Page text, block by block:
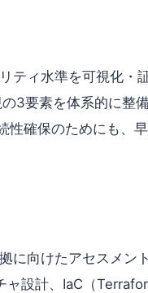
ティ水準を可視化・
3要素を体系的に整
確保のためにも、
に向けたアセスメン
設計、IaC（